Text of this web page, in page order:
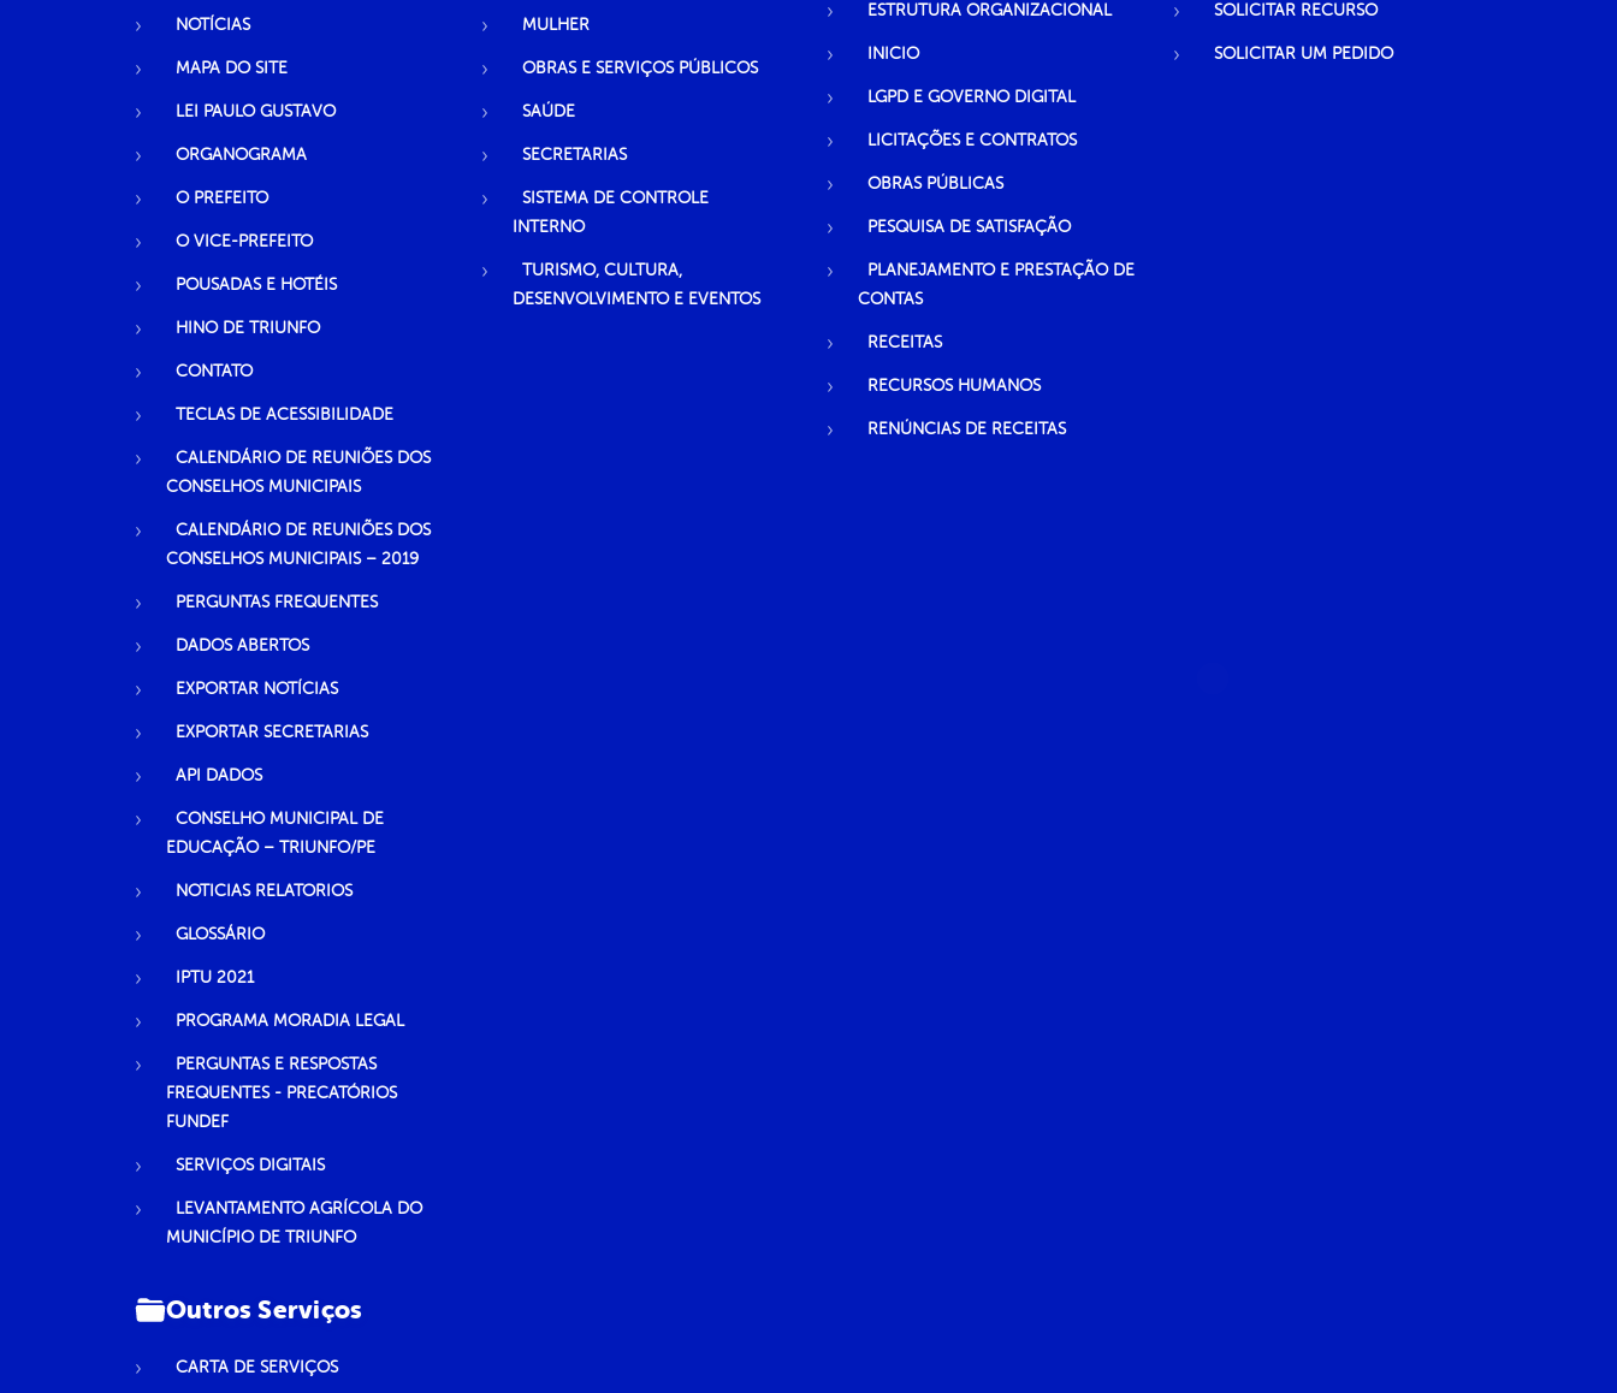
NOTÍCIAS
MAPA DO SITE
LEI PAULO GUSTAVO
ORGANOGRAMA
O PREFEITO
O VICE-PREFEITO
POUSADAS E HOTÉIS
HINO DE TRIUNFO
CONTATO
TECLAS DE ACESSIBILIDADE
CALENDÁRIO DE REUNIÕES DOS
CONSELHOS MUNICIPAIS
CALENDÁRIO DE REUNIÕES DOS
CONSELHOS MUNICIPAIS – 2019
PERGUNTAS FREQUENTES
DADOS ABERTOS
EXPORTAR NOTÍCIAS
EXPORTAR SECRETARIAS
API DADOS
CONSELHO MUNICIPAL DE
EDUCAÇÃO – TRIUNFO/PE
NOTICIAS RELATORIOS
GLOSSÁRIO
IPTU 2021
PROGRAMA MORADIA LEGAL
PERGUNTAS E RESPOSTAS
FREQUENTES - PRECATÓRIOS
FUNDEF
SERVIÇOS DIGITAIS
LEVANTAMENTO AGRÍCOLA DO
MUNICÍPIO DE TRIUNFO
MULHER
OBRAS E SERVIÇOS PÚBLICOS
SAÚDE
SECRETARIAS
SISTEMA DE CONTROLE
INTERNO
TURISMO, CULTURA,
DESENVOLVIMENTO E EVENTOS
ESTRUTURA ORGANIZACIONAL
INICIO
LGPD E GOVERNO DIGITAL
LICITAÇÕES E CONTRATOS
OBRAS PÚBLICAS
PESQUISA DE SATISFAÇÃO
PLANEJAMENTO E PRESTAÇÃO DE
CONTAS
RECEITAS
RECURSOS HUMANOS
RENÚNCIAS DE RECEITAS
SOLICITAR RECURSO
SOLICITAR UM PEDIDO
Outros Serviços
CARTA DE SERVIÇOS